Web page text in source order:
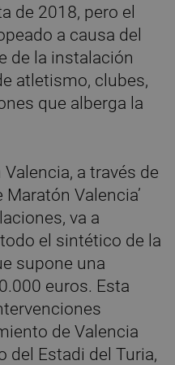
de 2018, pero el
a causa del
de la instalación
atletismo, clubes,
que alberga la
a través de
Valencia’
va a
el sintético de la
supone una
euros. Esta
de Valencia
del Estadi del Turia,